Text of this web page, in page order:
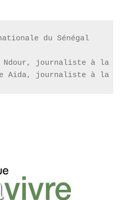
du Sénégal
Ndour, journaliste à la
Aida, journaliste à la